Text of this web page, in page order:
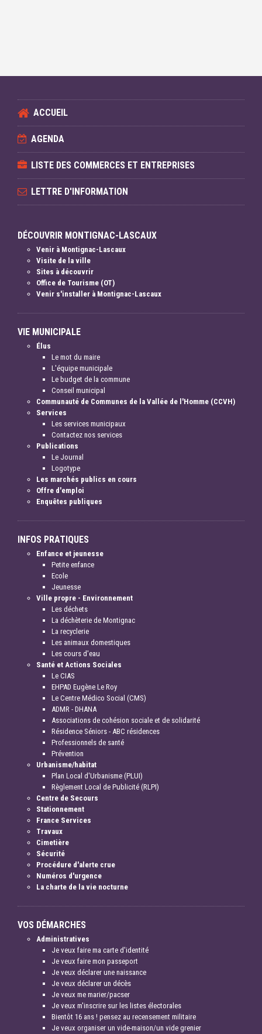
ACCUEIL
AGENDA
LISTE DES COMMERCES ET ENTREPRISES
LETTRE D'INFORMATION
DÉCOUVRIR MONTIGNAC-LASCAUX
Venir à Montignac-Lascaux
Visite de la ville
Sites à découvrir
Office de Tourisme (OT)
Venir s'installer à Montignac-Lascaux
VIE MUNICIPALE
Élus
Le mot du maire
L'équipe municipale
Le budget de la commune
Conseil municipal
Communauté de Communes de la Vallée de l'Homme (CCVH)
Services
Les services municipaux
Contactez nos services
Publications
Le Journal
Logotype
Les marchés publics en cours
Offre d'emploi
Enquêtes publiques
INFOS PRATIQUES
Enfance et jeunesse
Petite enfance
Ecole
Jeunesse
Ville propre - Environnement
Les déchets
La déchèterie de Montignac
La recyclerie
Les animaux domestiques
Les cours d'eau
Santé et Actions Sociales
Le CIAS
EHPAD Eugène Le Roy
Le Centre Médico Social (CMS)
ADMR - DHANA
Associations de cohésion sociale et de solidarité
Résidence Séniors - ABC résidences
Professionnels de santé
Prévention
Urbanisme/habitat
Plan Local d'Urbanisme (PLUI)
Règlement Local de Publicité (RLPI)
Centre de Secours
Stationnement
France Services
Travaux
Cimetière
Sécurité
Procédure d'alerte crue
Numéros d'urgence
La charte de la vie nocturne
VOS DÉMARCHES
Administratives
Je veux faire ma carte d'identité
Je veux faire mon passeport
Je veux déclarer une naissance
Je veux déclarer un décès
Je veux me marier/pacser
Je veux m'inscrire sur les listes électorales
Bientôt 16 ans ! pensez au recensement militaire
Je veux organiser un vide-maison/un vide grenier